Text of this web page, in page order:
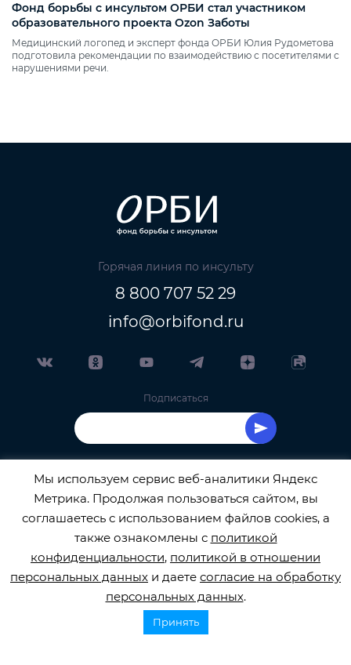
Фонд борьбы с инсультом ОРБИ стал участником
образовательного проекта Ozon Заботы
Медицинский логопед и эксперт фонда ОРБИ Юлия Рудометова
подготовила рекомендации по взаимодействию с посетителями с
нарушениями речи.
Горячая линия по инсульту
8 800 707 52 29
info@orbifond.ru
Подписаться
ОФИЦИАЛЬНЫЙ ОПЕРАТОР ОБРАБОТКИ
ПЕРСОНАЛЬНЫХ ДАННЫХ РЕГИСТРАЦИОННЫЙ
НОМЕР 77-22-133540
Мы используем сервис веб-аналитики Яндекс
Метрика. Продолжая пользоваться сайтом, вы
соглашаетесь с использованием файлов cookies, а
также ознакомлены с политикой
конфиденциальности, политикой в отношении
персональных данных и даете согласие на обработку
персональных данных.
Принять